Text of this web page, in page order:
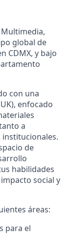
global de
CDMX, y bajo
con una
enfocado
a
de
habilidades
social y
áreas:
para el